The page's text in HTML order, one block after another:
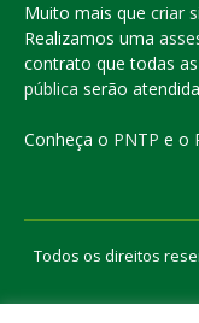
Muito mais que criar
Realizamos uma
contrato que todas
pública serão
Conheça o PNTP e o
Todos os direitos